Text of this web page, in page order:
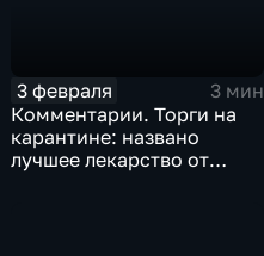
3 февраля
3 мин
Комментарии. Торги на
карантине: названо
лучшее лекарство от